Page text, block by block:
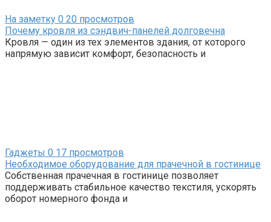
На заметку 0 20 просмотров
Почему кровля из сэндвич-панелей долговечна
Кровля — один из тех элементов здания, от которого
напрямую зависит комфорт, безопасность и
Гаджеты 0 17 просмотров
Необходимое оборудование для прачечной в гостинице
Собственная прачечная в гостинице позволяет
поддерживать стабильное качество текстиля, ускорять
оборот номерного фонда и